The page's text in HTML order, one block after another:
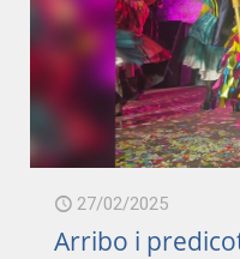
27/02/2025
Arribo i